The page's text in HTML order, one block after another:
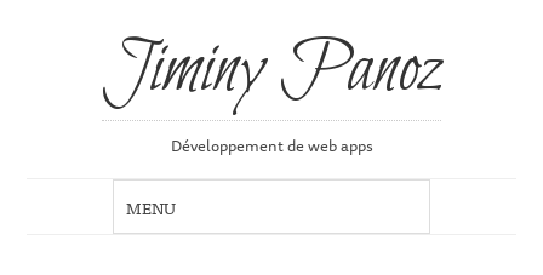
Jiminy Panoz
Développement de web apps